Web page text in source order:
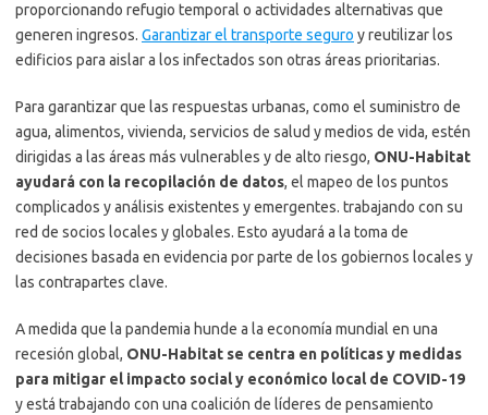
proporcionando refugio temporal o actividades alternativas que
generen ingresos. Garantizar el transporte seguro y reutilizar los
edificios para aislar a los infectados son otras áreas prioritarias.
Para garantizar que las respuestas urbanas, como el suministro de
agua, alimentos, vivienda, servicios de salud y medios de vida, estén
dirigidas a las áreas más vulnerables y de alto riesgo, ONU-Habitat
ayudará con la recopilación de datos, el mapeo de los puntos
complicados y análisis existentes y emergentes. trabajando con su
red de socios locales y globales. Esto ayudará a la toma de
decisiones basada en evidencia por parte de los gobiernos locales y
las contrapartes clave.
A medida que la pandemia hunde a la economía mundial en una
recesión global, ONU-Habitat se centra en políticas y medidas
para mitigar el impacto social y económico local de COVID-19
y está trabajando con una coalición de líderes de pensamiento